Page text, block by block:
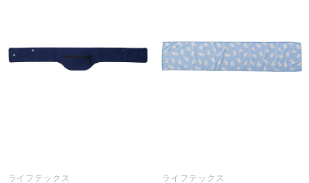
ライフテックス
ライフテックス